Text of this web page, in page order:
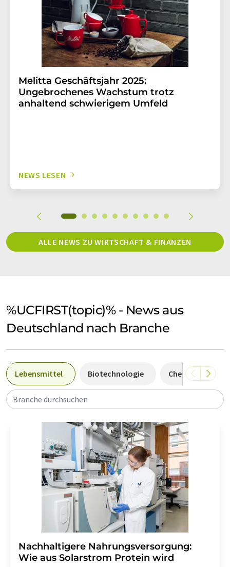
Melitta Geschäftsjahr 2025:
Ungebrochenes Wachstum trotz
anhaltend schwierigem Umfeld
NEWS LESEN
ALLE NEWS ZU WIRTSCHAFT & FINANZEN
%UCFIRST(topic)% - News aus
Deutschland nach Branche
Lebensmittel Biotechnologie Chemie
Branche durchsuchen
Nachhaltigere Nahrungsversorgung:
Wie aus Solarstrom Protein wird